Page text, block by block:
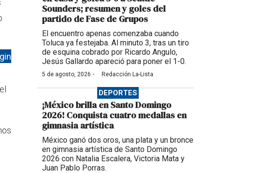
Sounders; resumen y goles del
partido de Fase de Grupos
El encuentro apenas comenzaba cuando
Toluca ya festejaba. Al minuto 3, tras un tiro
de esquina cobrado por Ricardo Angulo,
Jesús Gallardo apareció para poner el 1-0.
5 de agosto, 2026 · Redacción La-Lista
DEPORTES
¡México brilla en Santo Domingo
2026! Conquista cuatro medallas en
gimnasia artística
México ganó dos oros, una plata y un bronce
en gimnasia artística de Santo Domingo
2026 con Natalia Escalera, Victoria Mata y
Juan Pablo Porras.